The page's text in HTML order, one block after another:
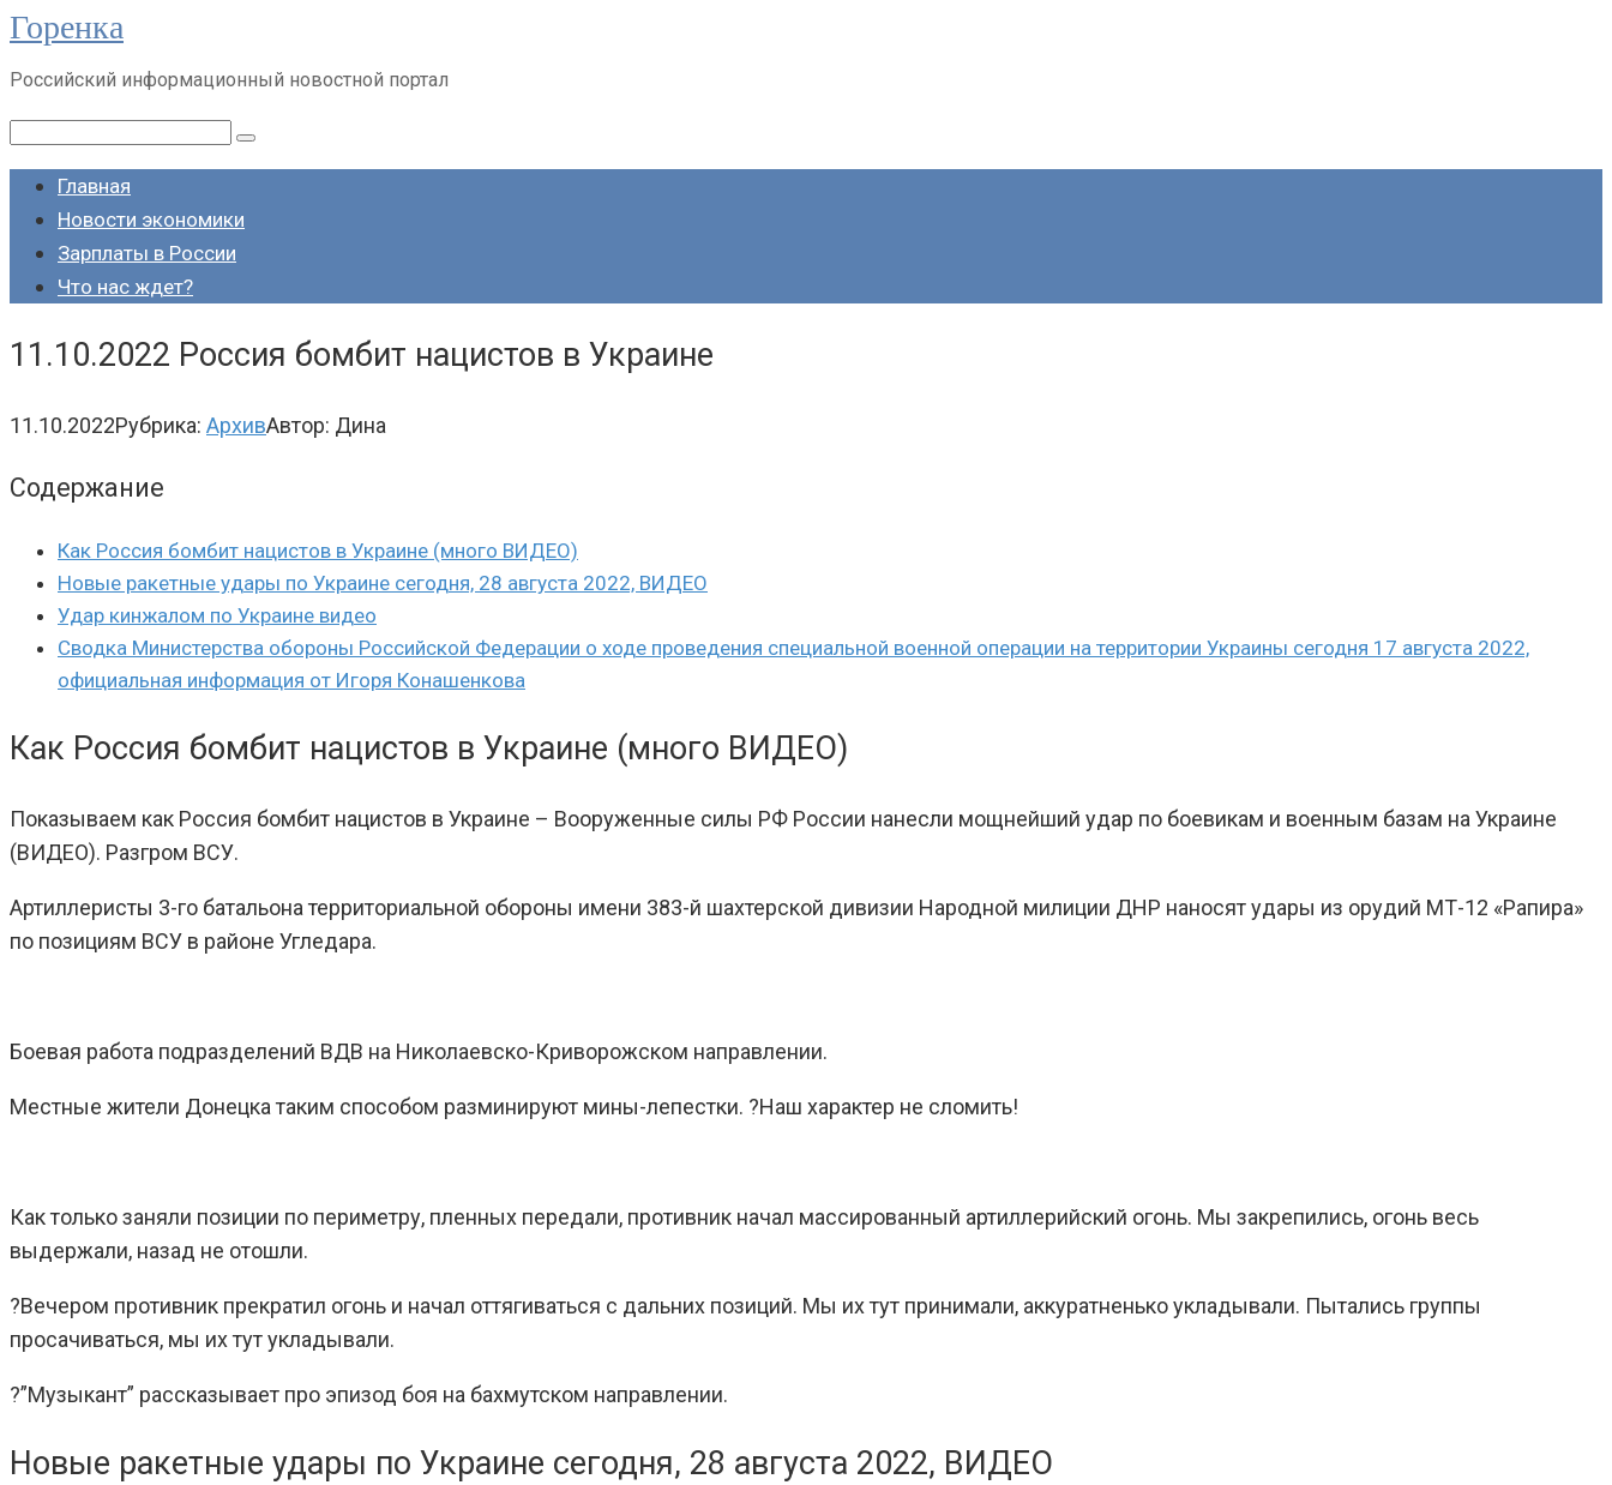
Перейти
контенту
Горенка
Российский информационный новостной портал
Поиск:
Главная
Новости экономики
Зарплаты в России
Что нас ждет?
11.10.2022 Россия бомбит нацистов в Украине
11.10.2022Рубрика: АрхивАвтор: Дина
Содержание
Как Россия бомбит нацистов в Украине (много ВИДЕО)
Новые ракетные удары по Украине сегодня, 28 августа 2022, ВИДЕО
Удар кинжалом по Украине видео
Сводка Министерства обороны Российской Федерации о ходе проведения специальной военной операции на территории Украины сегодня 17 августа 2022,
официальная информация от Игоря Конашенкова
Как Россия бомбит нацистов в Украине (много ВИДЕО)
Показываем как Россия бомбит нацистов в Украине – Вооруженные силы РФ России нанесли мощнейший удар по боевикам и военным базам на Украине
(ВИДЕО). Разгром ВСУ.
Артиллеристы 3-го батальона территориальной обороны имени 383-й шахтерской дивизии Народной милиции ДНР наносят удары из орудий МТ-12 «Рапира»
по позициям ВСУ в районе Угледара.
Боевая работа подразделений ВДВ на Николаевско-Криворожском направлении.
Местные жители Донецка таким способом разминируют мины-лепестки. ?Наш характер не сломить!
Как только заняли позиции по периметру, пленных передали, противник начал массированный артиллерийский огонь. Мы закрепились, огонь весь
выдержали, назад не отошли.
?Вечером противник прекратил огонь и начал оттягиваться с дальних позиций. Мы их тут принимали, аккуратненько укладывали. Пытались группы
просачиваться, мы их тут укладывали.
?”Музыкант” рассказывает про эпизод боя на бахмутском направлении.
Новые ракетные удары по Украине сегодня, 28 августа 2022, ВИДЕО